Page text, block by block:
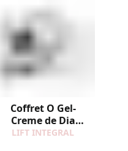
Coffret O Gel-
Creme de Dia
Refirmante
LIFT INTEGRAL